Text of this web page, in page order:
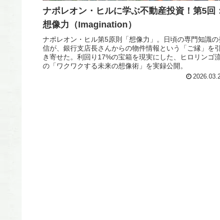
ナポレオン・ヒルに学ぶ不動産投資！第5回
想像力（Imagination）
ナポレオン・ヒル第5原則「想像力」。日頃の専門知識の
信が、銀行支店長さんからの物件情報という「ご縁」を引
き寄せた。利回り17%の宝箱を現実にした、ヒロリンゴ
の「ワクワクする未来の想像術」を実録公開。